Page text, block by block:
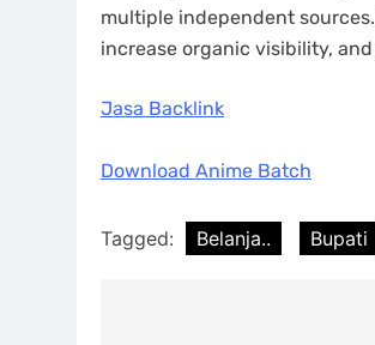
multiple independent
increase organic visibility,
Jasa Backlink
Download Anime Batch
Tagged: Belanja.. Bupati